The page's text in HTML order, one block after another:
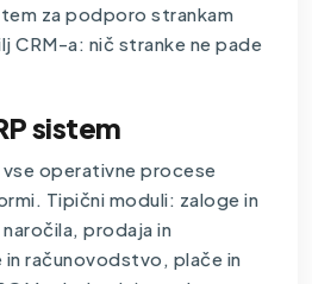
za podporo strankam
CRM-a: nič stranke ne pade
sistem
vse operativne procese
Tipični moduli: zaloge in
prodaja in
računovodstvo, plače in